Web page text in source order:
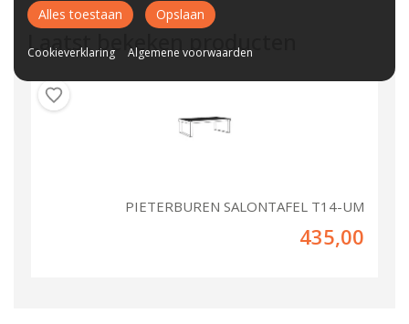
Laatst bekeken producten
PIETERBUREN SALONTAFEL T14-UM
435,00
Alles toestaan Opslaan
Cookieverklaring Algemene voorwaarden